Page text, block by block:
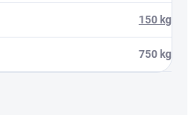
150 kg
750 kg